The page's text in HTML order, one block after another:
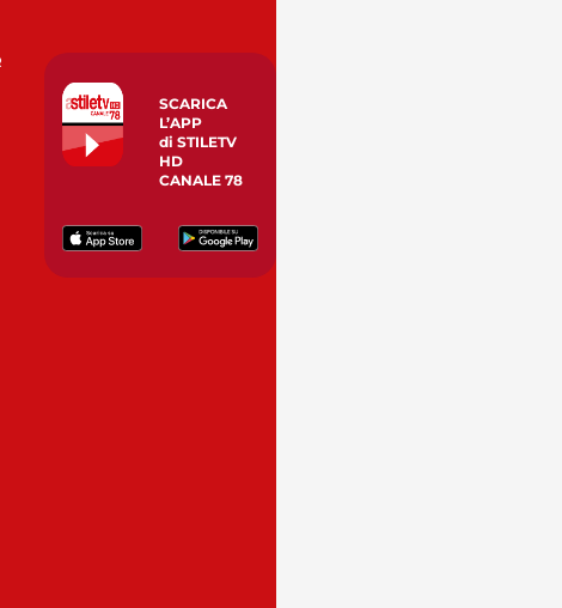
SCARICA
L’APP
di STILETV
HD
CANALE 78